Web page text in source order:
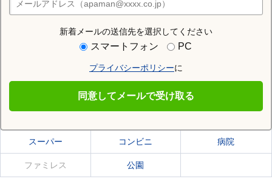
新着メールの送信先を選択してください
スマートフォン PC
プライバシーポリシーに
同意してメールで受け取る
店舗検索
住む街研究所で吉塚駅の情報を見る
吉塚駅の施設一覧
スーパー コンビニ 病院
ファミレス 公園